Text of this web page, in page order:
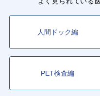
人間ドック編
PET検査編